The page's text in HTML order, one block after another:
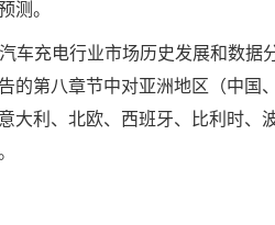
测。
车充电行业市场历史发展和数
的第八章节中对亚洲地区（中国
大利、北欧、西班牙、比利时、